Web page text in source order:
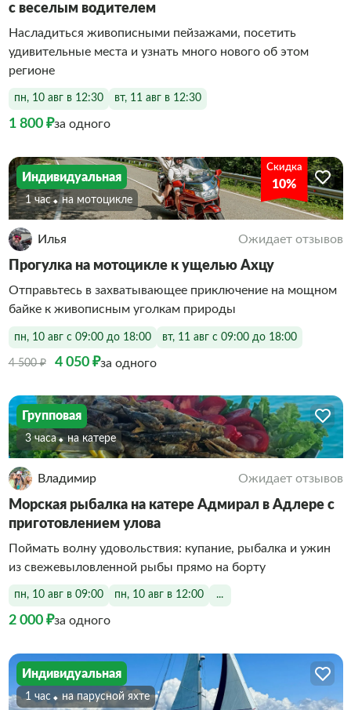
с веселым водителем
Насладиться живописными пейзажами, посетить
удивительные места и узнать много нового об этом
регионе
пн, 10 авг в 12:30 вт, 11 авг в 12:30
1 800 ₽за одного
Скидка
10%
Индивидуальная
1 час На мотоцикле
Илья Ожидает отзывов
Прогулка на мотоцикле к ущелью Ахцу
Отправьтесь в захватывающее приключение на мощном
байке к живописным уголкам природы
пн, 10 авг с 09:00 до 18:00 вт, 11 авг с 09:00 до 18:00
4 500 ₽ 4 050 ₽за одного
Групповая
3 часа На катере
Владимир Ожидает отзывов
Морская рыбалка на катере Адмирал в Адлере с
приготовлением улова
Поймать волну удовольствия: купание, рыбалка и ужин
из свежевыловленной рыбы прямо на борту
пн, 10 авг в 09:00 пн, 10 авг в 12:00 ...
2 000 ₽за одного
Индивидуальная
1 час На парусной яхте